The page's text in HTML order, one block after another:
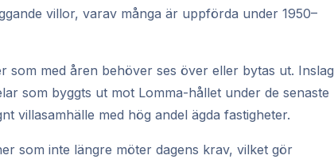
villor, varav många är uppförda under 1950–
som med åren behöver ses över eller bytas ut. Inslag
som byggts ut mot Lomma-hållet under de senaste
villasamhälle med hög andel ägda fastigheter.
som inte längre möter dagens krav, vilket gör